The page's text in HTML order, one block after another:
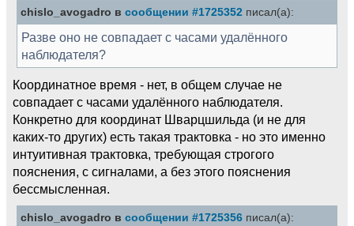
chislo_avogadro в сообщении #1725352 писал(а):
Разве оно не совпадает с часами удалённого
наблюдателя?
Координатное время - нет, в общем случае не
совпадает с часами удалённого наблюдателя.
Конкретно для координат Шварцшильда (и не для
каких-то других) есть такая трактовка - но это именно
интуитивная трактовка, требующая строгого
пояснения, с сигналами, а без этого пояснения
бессмысленная.
chislo_avogadro в сообщении #1725356 писал(а):